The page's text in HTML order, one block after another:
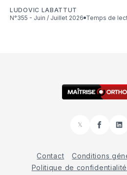
LUDOVIC LABATTUT
N°355 - Juin / Juillet 2026
Temps de
𝕏
Facebook
Contact
Conditions
Politique de confidentialité